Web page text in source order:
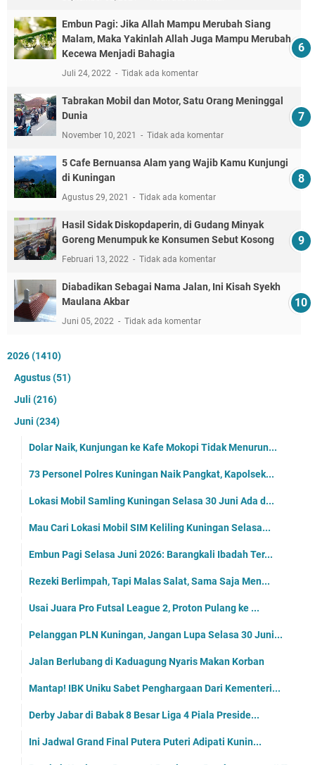
Embun Pagi: Jika Allah Mampu Merubah Siang
Malam, Maka Yakinlah Allah Juga Mampu Merubah
Kecewa Menjadi Bahagia
Juli 24, 2022 Tidak ada komentar
Tabrakan Mobil dan Motor, Satu Orang Meninggal
Dunia
November 10, 2021 Tidak ada komentar
5 Cafe Bernuansa Alam yang Wajib Kamu Kunjungi
di Kuningan
Agustus 29, 2021 Tidak ada komentar
Hasil Sidak Diskopdaperin, di Gudang Minyak
Goreng Menumpuk ke Konsumen Sebut Kosong
Februari 13, 2022 Tidak ada komentar
Diabadikan Sebagai Nama Jalan, Ini Kisah Syekh
Maulana Akbar
Juni 05, 2022 Tidak ada komentar
2026(1410)
Agustus(51)
Juli (216)
Juni (234)
Dolar Naik, Kunjungan ke Kafe Mokopi Tidak Menurun...
73 Personel Polres Kuningan Naik Pangkat, Kapolsek...
Lokasi Mobil Samling Kuningan Selasa 30 Juni Ada d...
Mau Cari Lokasi Mobil SIM Keliling Kuningan Selasa...
Embun Pagi Selasa Juni 2026: Barangkali Ibadah Ter...
Rezeki Berlimpah, Tapi Malas Salat, Sama Saja Men...
Usai Juara Pro Futsal League 2, Proton Pulang ke ...
Pelanggan PLN Kuningan, Jangan Lupa Selasa 30 Juni...
Jalan Berlubang di Kaduagung Nyaris Makan Korban
Mantap! IBK Uniku Sabet Penghargaan Dari Kementeri...
Derby Jabar di Babak 8 Besar Liga 4 Piala Preside...
Ini Jadwal Grand Final Putera Puteri Adipati Kunin...